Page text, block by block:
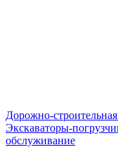
Дорожно-
Экскаваторы-
обслуживание